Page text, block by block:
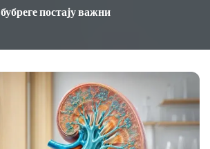
бубреге постају важни